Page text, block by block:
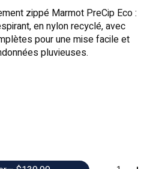
zippé Marmot PreCip Eco :
en nylon recyclé, avec
pour une mise facile et
pluvieuses.